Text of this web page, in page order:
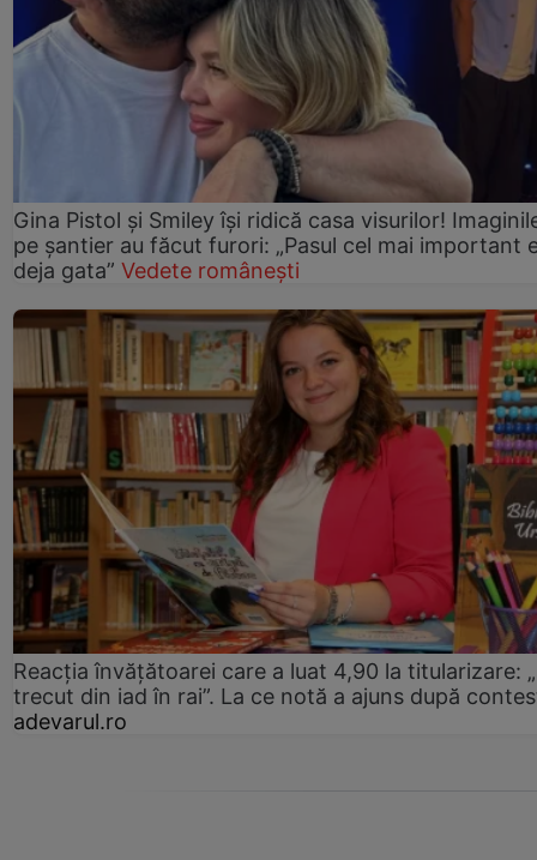
Gina Pistol și Smiley își ridică casa visurilor!
pe șantier au făcut furori: „Pasul cel mai important
deja gata” Vedete românești
Reacția învățătoarei care a luat 4,90 la titularizare:
trecut din iad în rai”. La ce notă a ajuns după
adevarul.ro